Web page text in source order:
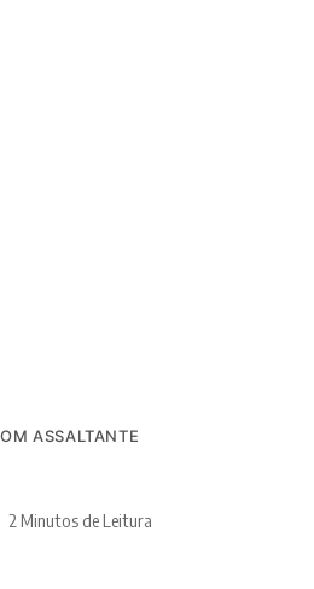
ASSALTANTE
2 Minutos de Leitura